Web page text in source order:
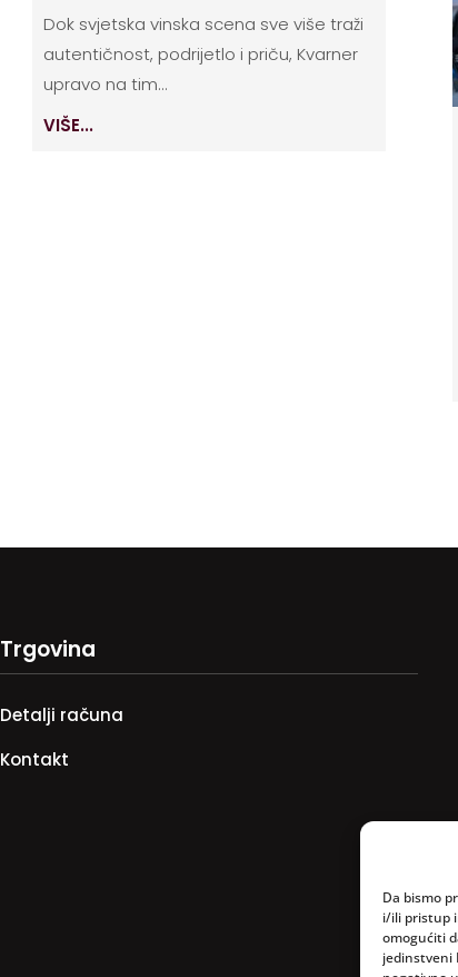
Da bismo
i/ili pristup
omogućiti
jedinstveni
Dok svjetska vinska scena sve više traži
autentičnost, podrijetlo i priču, Kvarner
upravo na tim...
VIŠE...
Trgovina
Detalji računa
Kontakt